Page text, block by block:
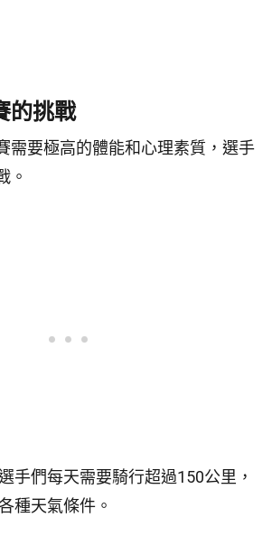
的挑戰
需要極高的體能和心理素質，選手
。
手們每天需要騎行超過150公里，
種天氣條件。